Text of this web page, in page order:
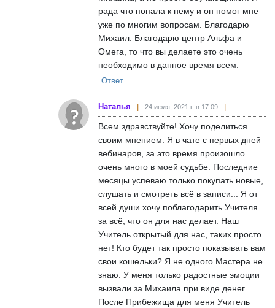
рада что попала к нему и он помог мне
уже по многим вопросам. Благодарю
Михаил. Благодарю центр Альфа и
Омега, то что вы делаете это очень
необходимо в данное время всем.
Ответ
Наталья 24 июля, 2021 г. в 17:09
Всем здравствуйте! Хочу поделиться
своим мнением. Я в чате с первых дней
вебинаров, за это время произошло
очень много в моей судьбе. Последние
месяцы успеваю только покупать новые,
слушать и смотреть всё в записи... Я от
всей души хочу поблагодарить Учителя
за всё, что он для нас делает. Наш
Учитель открытый для нас, таких просто
нет! Кто будет так просто показывать вам
свои кошельки? Я не одного Мастера не
знаю. У меня только радостные эмоции
вызвали за Михаила при виде денег.
После Прибежища для меня Учитель